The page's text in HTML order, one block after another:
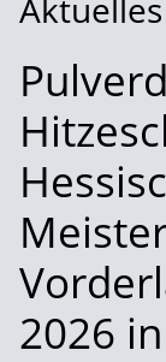
Aktuelles
2026